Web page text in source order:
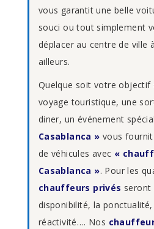
vous garantit une belle
souci ou tout simplement
déplacer au centre de ville à
ailleurs.
Quelque soit votre objectif
voyage touristique, une
diner, un événement
Casablanca » vous
de véhicules avec «
Casablanca ». Pour les
chauffeurs privés seront
disponibilité, la
réactivité…. Nos